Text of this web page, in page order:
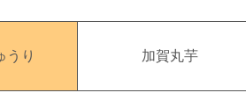
うり 加賀丸芋